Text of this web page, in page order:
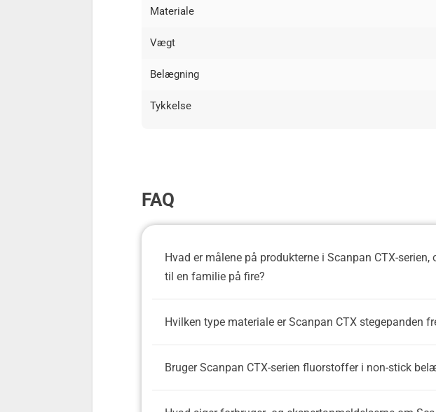
Materiale
Vægt
Belægning
Tykkelse
FAQ
Hvad er målene på produkterne i Scanpan CTX-
til en familie på fire?
Hvilken type materiale er Scanpan CTX stegepanden
Bruger Scanpan CTX-serien fluorstoffer i non-stick